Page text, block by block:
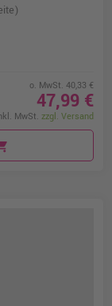
o. MwSt. 40,33 €
47,99 €
MwSt. zzgl. Versand